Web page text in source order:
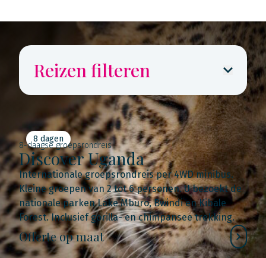
Reizen filteren
8 dagen
8-daagse groepsrondreis
Discover Uganda
Internationale groepsrondreis per 4WD minibus.
Kleine groepen van 2 tot 6 personen. U bezoekt de
nationale parken Lake Mburo, Bwindi en Kibale
Forest. Inclusief gorilla- en chimpansee trekking.
Offerte op maat